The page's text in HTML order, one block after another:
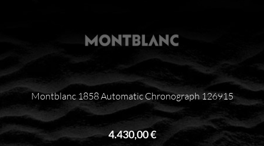
Montblanc 1858 Automatic Chronograph 126915
4.430,00 €